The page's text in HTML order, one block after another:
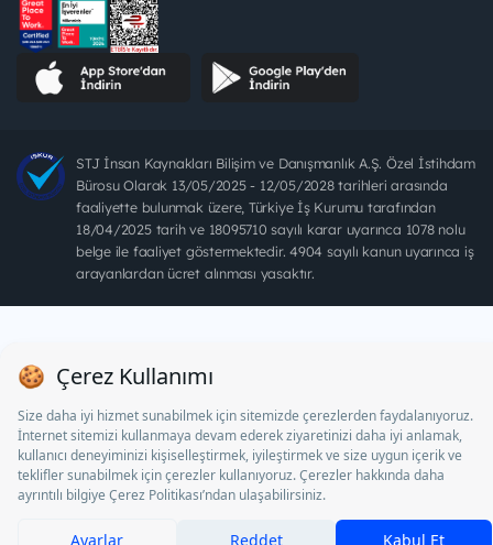
STJ İnsan Kaynakları Bilişim ve Danışmanlık A.Ş. Özel İstihdam
Bürosu Olarak 13/05/2025 - 12/05/2028 tarihleri arasında
faaliyette bulunmak üzere, Türkiye İş Kurumu tarafından
18/04/2025 tarih ve 18095710 sayılı karar uyarınca 1078 nolu
belge ile faaliyet göstermektedir. 4904 sayılı kanun uyarınca iş
arayanlardan ücret alınması yasaktır.